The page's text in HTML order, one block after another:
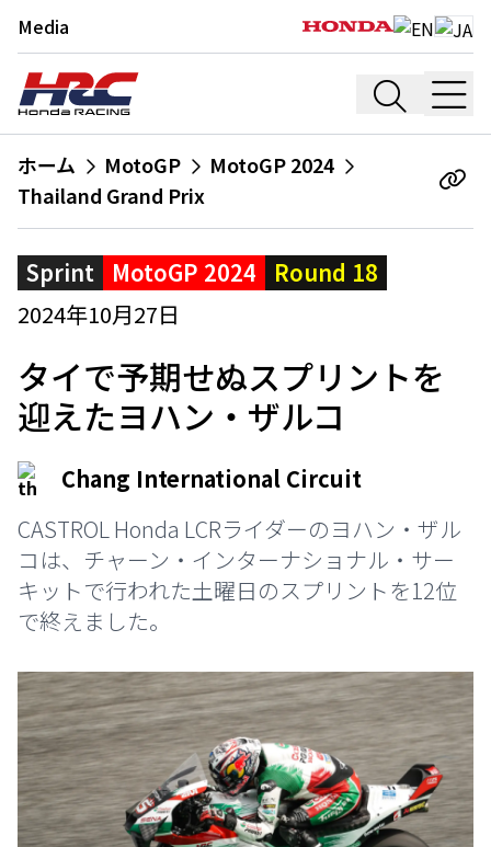
Media
ホーム MotoGP
MotoGP 2024
Thailand Grand Prix
Sprint MotoGP 2024
Round 18
2024年10月27日
タイで予期せぬスプリントを
迎えたヨハン・ザルコ
Chang International Circuit
CASTROL Honda LCRライダーのヨハン・ザル
コは、チャーン・インターナショナル・サー
キットで行われた土曜日のスプリントを12位
で終えました。